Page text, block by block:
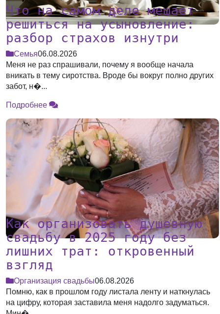
Что на самом деле мешает
решиться на усыновление:
разбор страхов изнутри
Семья06.08.2026
Меня не раз спрашивали, почему я вообще начала
вникать в тему сиротства. Вроде бы вокруг полно других
забот, н�...
Подробнее
Как организовать душевную
свадьбу в 2025 году без
лишних трат: откровенный
взгляд
Организация свадьбы06.08.2026
Помню, как в прошлом году листала ленту и наткнулась
на цифру, которая заставила меня надолго задуматься.